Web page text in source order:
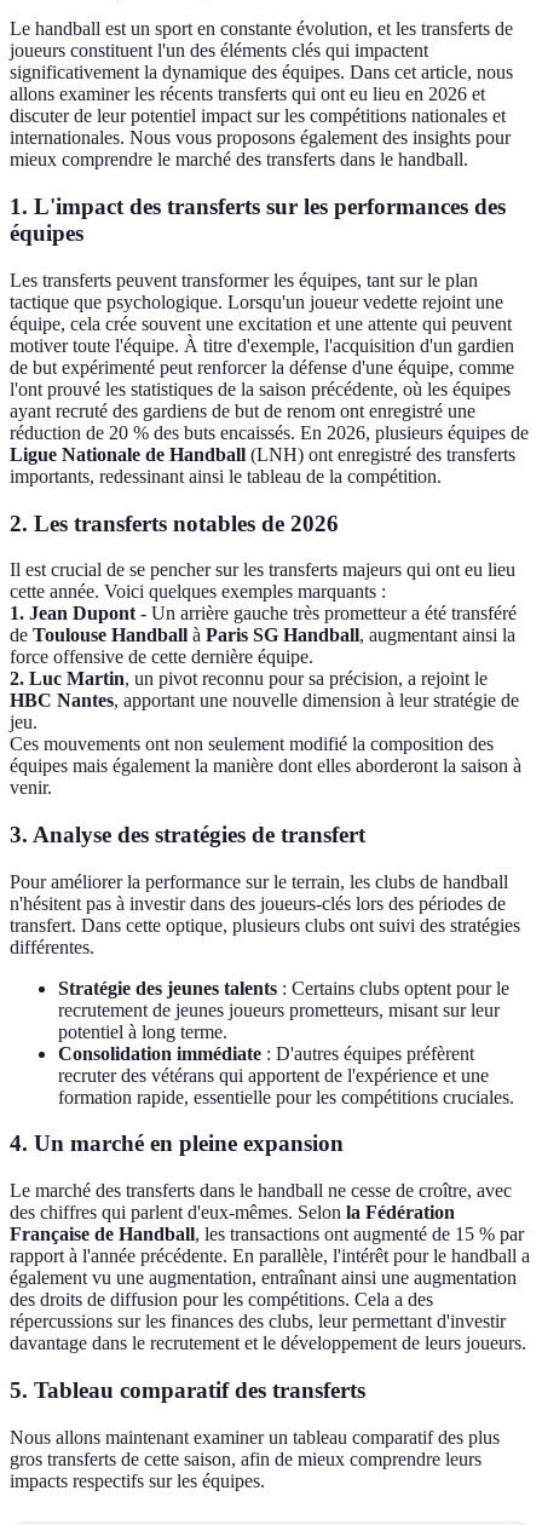
Le handball est un sport en constante évolution, et les transferts de
joueurs constituent l'un des éléments clés qui impactent
significativement la dynamique des équipes. Dans cet article, nous
allons examiner les récents transferts qui ont eu lieu en 2026 et
discuter de leur potentiel impact sur les compétitions nationales et
internationales. Nous vous proposons également des insights pour
mieux comprendre le marché des transferts dans le handball.
1. L'impact des transferts sur les performances des
équipes
Les transferts peuvent transformer les équipes, tant sur le plan
tactique que psychologique. Lorsqu'un joueur vedette rejoint une
équipe, cela crée souvent une excitation et une attente qui peuvent
motiver toute l'équipe. À titre d'exemple, l'acquisition d'un gardien
de but expérimenté peut renforcer la défense d'une équipe, comme
l'ont prouvé les statistiques de la saison précédente, où les équipes
ayant recruté des gardiens de but de renom ont enregistré une
réduction de 20 % des buts encaissés. En 2026, plusieurs équipes de
Ligue Nationale de Handball (LNH) ont enregistré des transferts
importants, redessinant ainsi le tableau de la compétition.
2. Les transferts notables de 2026
Il est crucial de se pencher sur les transferts majeurs qui ont eu lieu
cette année. Voici quelques exemples marquants :
1. Jean Dupont - Un arrière gauche très prometteur a été transféré
de Toulouse Handball à Paris SG Handball, augmentant ainsi la
force offensive de cette dernière équipe.
2. Luc Martin, un pivot reconnu pour sa précision, a rejoint le
HBC Nantes, apportant une nouvelle dimension à leur stratégie de
jeu.
Ces mouvements ont non seulement modifié la composition des
équipes mais également la manière dont elles aborderont la saison à
venir.
3. Analyse des stratégies de transfert
Pour améliorer la performance sur le terrain, les clubs de handball
n'hésitent pas à investir dans des joueurs-clés lors des périodes de
transfert. Dans cette optique, plusieurs clubs ont suivi des stratégies
différentes.
Stratégie des jeunes talents : Certains clubs optent pour le
recrutement de jeunes joueurs prometteurs, misant sur leur
potentiel à long terme.
Consolidation immédiate : D'autres équipes préfèrent
recruter des vétérans qui apportent de l'expérience et une
formation rapide, essentielle pour les compétitions cruciales.
4. Un marché en pleine expansion
Le marché des transferts dans le handball ne cesse de croître, avec
des chiffres qui parlent d'eux-mêmes. Selon la Fédération
Française de Handball, les transactions ont augmenté de 15 % par
rapport à l'année précédente. En parallèle, l'intérêt pour le handball a
également vu une augmentation, entraînant ainsi une augmentation
des droits de diffusion pour les compétitions. Cela a des
répercussions sur les finances des clubs, leur permettant d'investir
davantage dans le recrutement et le développement de leurs joueurs.
5. Tableau comparatif des transferts
Nous allons maintenant examiner un tableau comparatif des plus
gros transferts de cette saison, afin de mieux comprendre leurs
impacts respectifs sur les équipes.